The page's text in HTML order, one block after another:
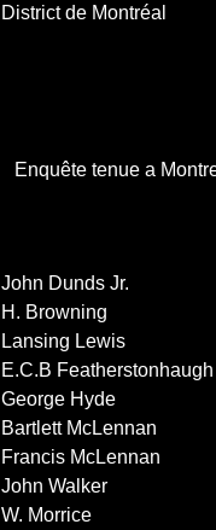
District de Montréal
Enquête tenue a
John Dunds Jr.
H. Browning
Lansing Lewis
E.C.B Featherstonhaugh
George Hyde
Bartlett McLennan
Francis McLennan
John Walker
W. Morrice